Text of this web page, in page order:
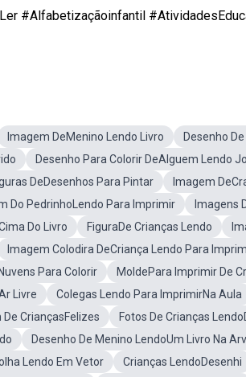
#Alfabetizaçãoinfantil
Imagem DeMenino Lendo Livro
Desenho
Desenho Para Colorir DeAlguem Lendo
DeDesenhos Para Pintar Imagem
Do PedrinhoLendo Para Imprimir
Imagens
Do Livro
FiguraDe Crianças Lendo
Imagem Colodira DeCriança Lendo Para
Para Colorir
MoldePara Imprimir De
Livre
Colegas Lendo Para ImprimirNa Aula
De CriançasFelizes Fotos De Crianças
Desenho De Menino LendoUm Livro Na
Lendo Em Vetor
Crianças LendoDesenhi